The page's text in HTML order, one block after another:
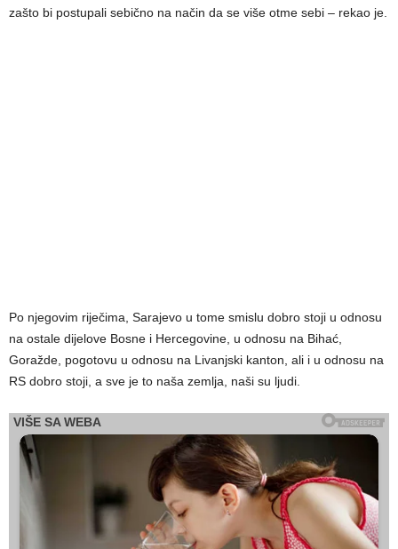
zašto bi postupali sebično na način da se više otme sebi – rekao je.
Po njegovim riječima, Sarajevo u tome smislu dobro stoji u odnosu
na ostale dijelove Bosne i Hercegovine, u odnosu na Bihać,
Goražde, pogotovu u odnosu na Livanjski kanton, ali i u odnosu na
RS dobro stoji, a sve je to naša zemlja, naši su ljudi.